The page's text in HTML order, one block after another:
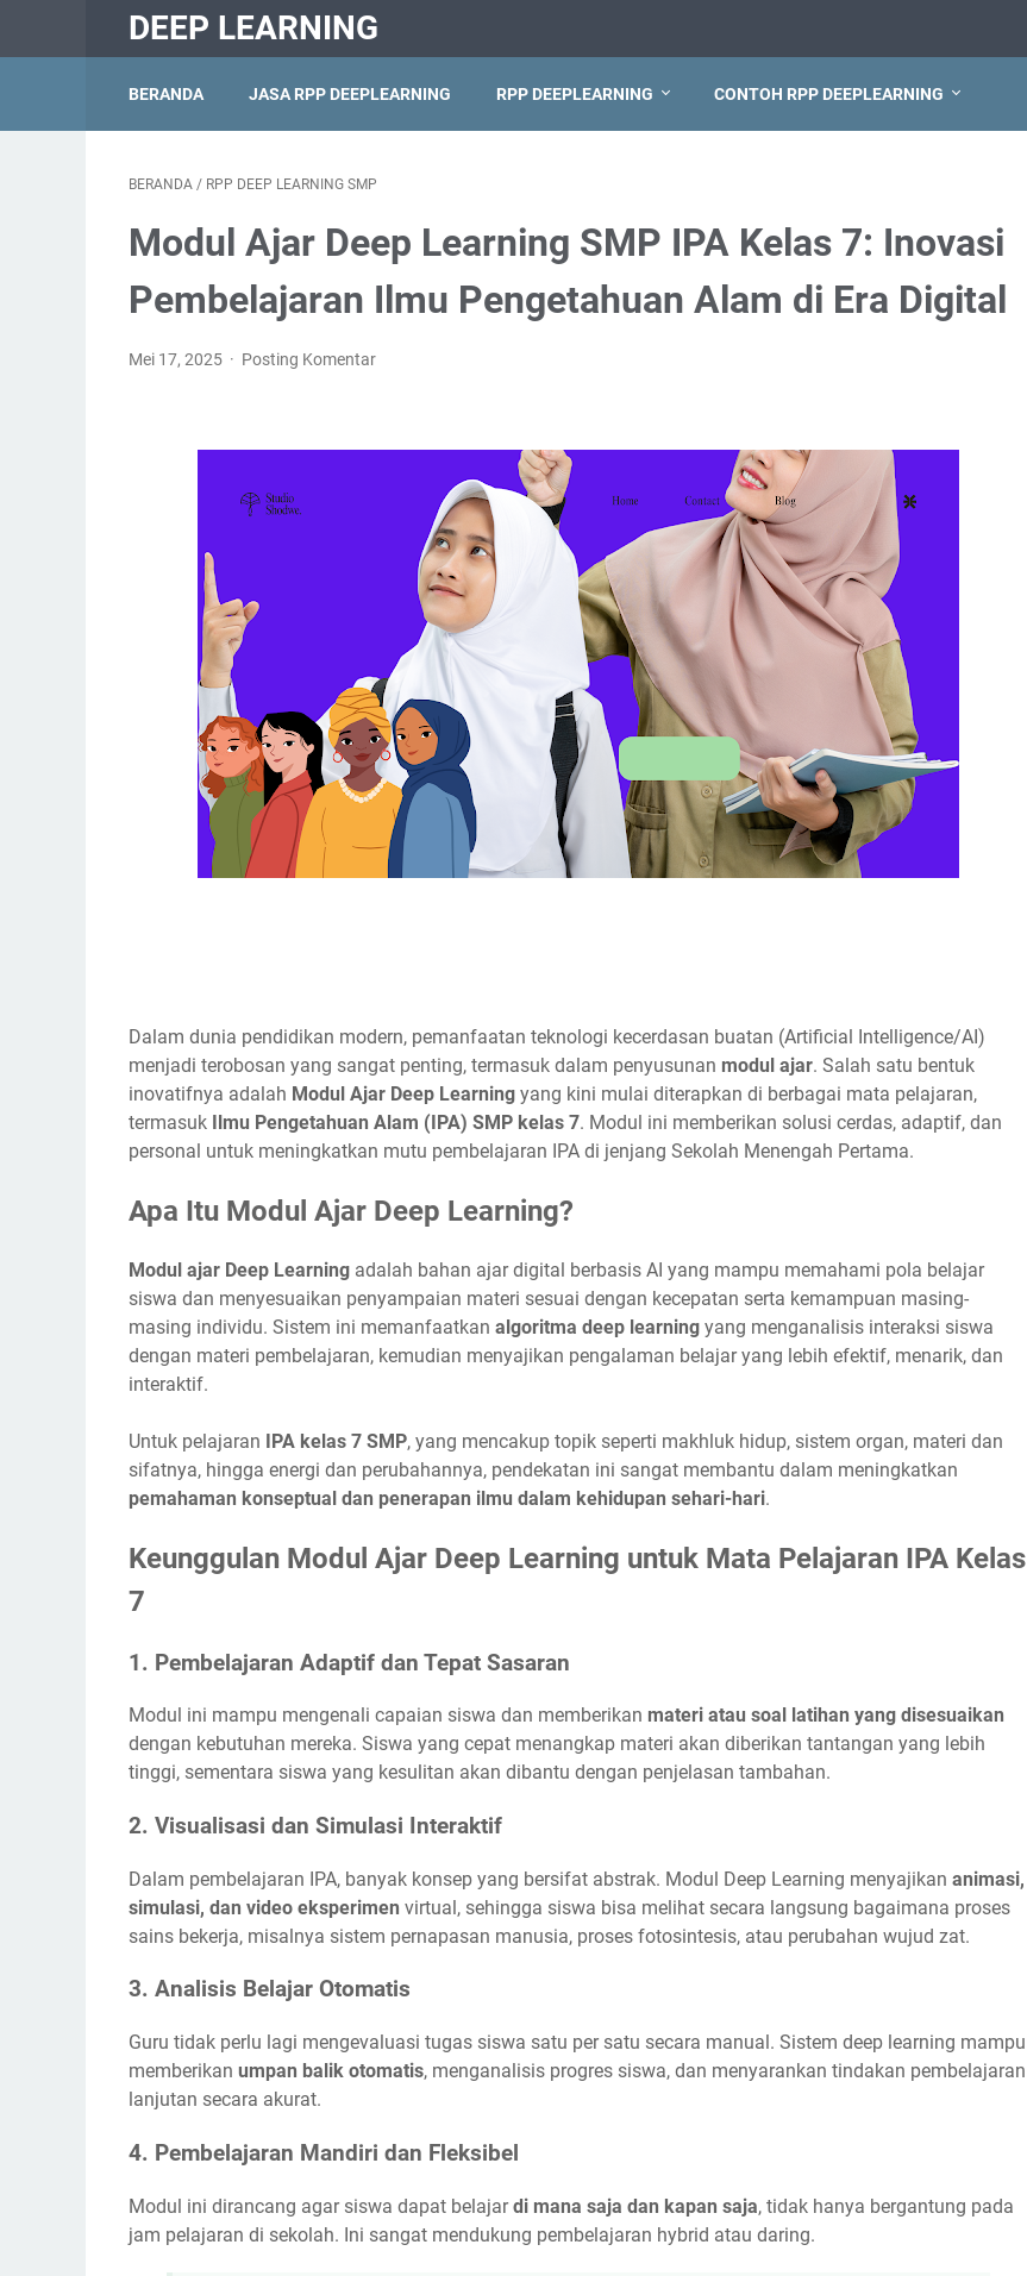
DEEP LEARNING
BERANDA JASA RPP DEEPLEARNING RPP DEEPLEARNING CONTOH RPP DEEPLEARNING
BERANDA / RPP DEEP LEARNING SMP
Modul Ajar Deep Learning SMP IPA Kelas 7: Inovasi
Pembelajaran Ilmu Pengetahuan Alam di Era Digital
Mei 17, 2025 Posting Komentar
Dalam dunia pendidikan modern, pemanfaatan teknologi kecerdasan buatan (Artificial Intelligence/AI)
menjadi terobosan yang sangat penting, termasuk dalam penyusunan modul ajar. Salah satu bentuk
inovatifnya adalah Modul Ajar Deep Learning yang kini mulai diterapkan di berbagai mata pelajaran,
termasuk Ilmu Pengetahuan Alam (IPA) SMP kelas 7. Modul ini memberikan solusi cerdas, adaptif, dan
personal untuk meningkatkan mutu pembelajaran IPA di jenjang Sekolah Menengah Pertama.
Apa Itu Modul Ajar Deep Learning?
Modul ajar Deep Learning adalah bahan ajar digital berbasis AI yang mampu memahami pola belajar
siswa dan menyesuaikan penyampaian materi sesuai dengan kecepatan serta kemampuan masing-
masing individu. Sistem ini memanfaatkan algoritma deep learning yang menganalisis interaksi siswa
dengan materi pembelajaran, kemudian menyajikan pengalaman belajar yang lebih efektif, menarik, dan
interaktif.
Untuk pelajaran IPA kelas 7 SMP, yang mencakup topik seperti makhluk hidup, sistem organ, materi dan
sifatnya, hingga energi dan perubahannya, pendekatan ini sangat membantu dalam meningkatkan
pemahaman konseptual dan penerapan ilmu dalam kehidupan sehari-hari.
Keunggulan Modul Ajar Deep Learning untuk Mata Pelajaran IPA Kelas
7
1. Pembelajaran Adaptif dan Tepat Sasaran
Modul ini mampu mengenali capaian siswa dan memberikan materi atau soal latihan yang disesuaikan
dengan kebutuhan mereka. Siswa yang cepat menangkap materi akan diberikan tantangan yang lebih
tinggi, sementara siswa yang kesulitan akan dibantu dengan penjelasan tambahan.
2. Visualisasi dan Simulasi Interaktif
Dalam pembelajaran IPA, banyak konsep yang bersifat abstrak. Modul Deep Learning menyajikan animasi,
simulasi, dan video eksperimen virtual, sehingga siswa bisa melihat secara langsung bagaimana proses
sains bekerja, misalnya sistem pernapasan manusia, proses fotosintesis, atau perubahan wujud zat.
3. Analisis Belajar Otomatis
Guru tidak perlu lagi mengevaluasi tugas siswa satu per satu secara manual. Sistem deep learning mampu
memberikan umpan balik otomatis, menganalisis progres siswa, dan menyarankan tindakan pembelajaran
lanjutan secara akurat.
4. Pembelajaran Mandiri dan Fleksibel
Modul ini dirancang agar siswa dapat belajardi mana saja dan kapan saja, tidak hanya bergantung pada
jam pelajaran di sekolah. Ini sangat mendukung pembelajaran hybrid atau daring.